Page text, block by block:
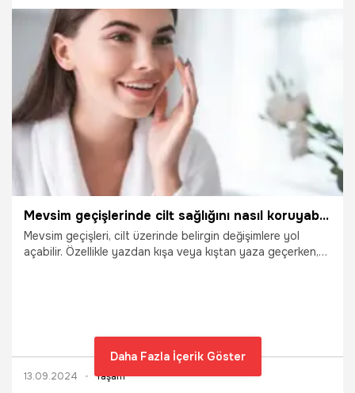
5.03.2025 Yaşam
Mevsim geçişlerinde cilt sağlığını nasıl koruyabilirsiniz?
Mevsim geçişleri, cilt üzerinde belirgin değişimlere yol
açabilir. Özellikle yazdan kışa veya kıştan yaza geçerken,
13.09.2024 Yaşam
Daha Fazla İçerik Göster